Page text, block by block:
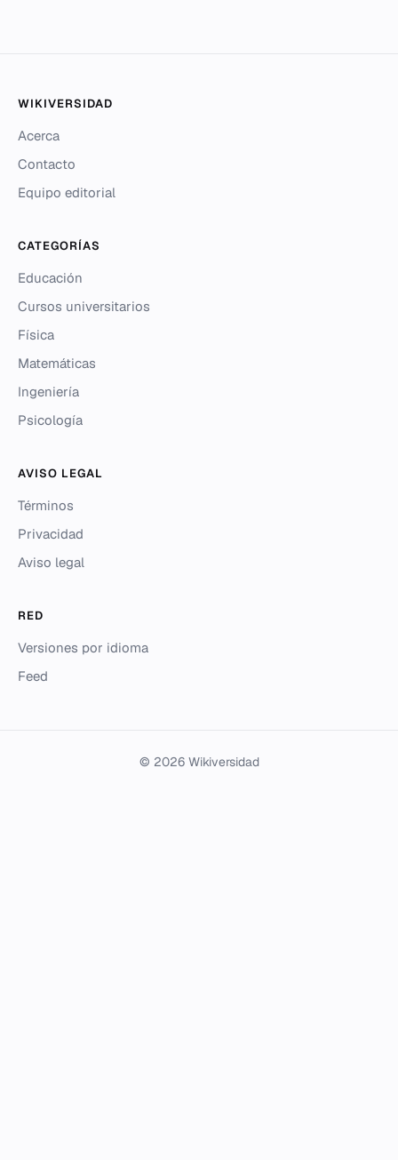
WIKIVERSIDAD
Acerca
Contacto
Equipo editorial
CATEGORÍAS
Educación
Cursos universitarios
Física
Matemáticas
Ingeniería
Psicología
AVISO LEGAL
Términos
Privacidad
Aviso legal
RED
Versiones por idioma
Feed
© 2026 Wikiversidad